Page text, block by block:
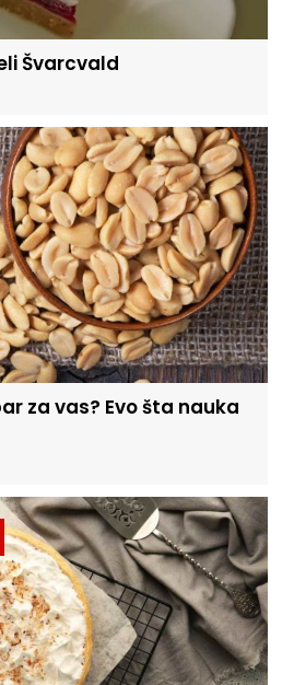
Švarcvald
za vas? Evo šta nauka